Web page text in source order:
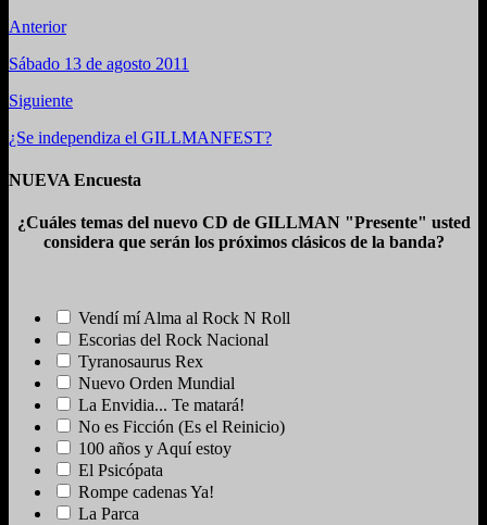
Anterior
Sábado 13 de agosto 2011
Siguiente
¿Se independiza el GILLMANFEST?
NUEVA Encuesta
¿Cuáles temas del nuevo CD de GILLMAN "Presente" usted
considera que serán los próximos clásicos de la banda?
Vendí mí Alma al Rock N Roll
Escorias del Rock Nacional
Tyranosaurus Rex
Nuevo Orden Mundial
La Envidia... Te matará!
No es Ficción (Es el Reinicio)
100 años y Aquí estoy
El Psicópata
Rompe cadenas Ya!
La Parca